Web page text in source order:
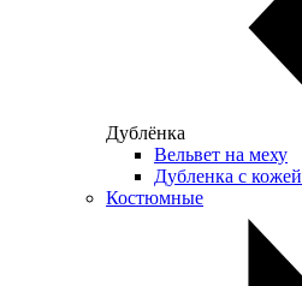
Дублёнка
Вельвет на меху
Дубленка с кожей
Костюмные